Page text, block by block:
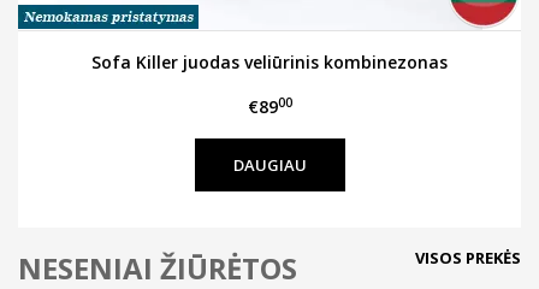
Sofa Killer juodas veliūrinis kombinezonas
€8900
DAUGIAU
NESENIAI ŽIŪRĖTOS VISOS PREKĖS